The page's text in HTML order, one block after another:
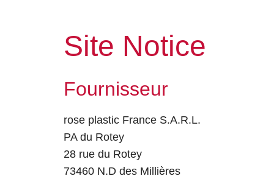
Site Notice
Fournisseur
rose plastic France S.A.R.L.
PA du Rotey
28 rue du Rotey
73460 N.D des Millières